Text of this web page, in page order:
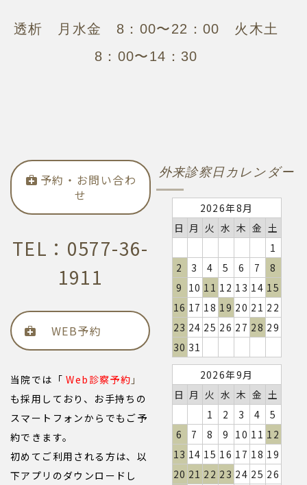
透析 月水金 8：00〜22：00 火木土
8：00〜14：30
予約・お問い合わ
せ
TEL：0577-36-
1911
WEB予約
当院では「 Web診察予約 」
も採用しており、お手持ちの
スマートフォンからでもご予
約できます。
初めてご利用される方は、以
下アプリのダウンロードし
外来診察日カレンダー
2026年8月
日 月 火 水 木 金 土
1
2
3 4 5 6 7
8
9 10 11 12 13 14 15
16 17 18 19 20 21 22
23 24 25 26 27 28 29
30 31
2026年9月
日 月 火 水 木 金 土
1
2 3 4
5
6
7 8 9 10 11 12
13 14 15 16 17 18 19
20 21 22 23 24 25 26